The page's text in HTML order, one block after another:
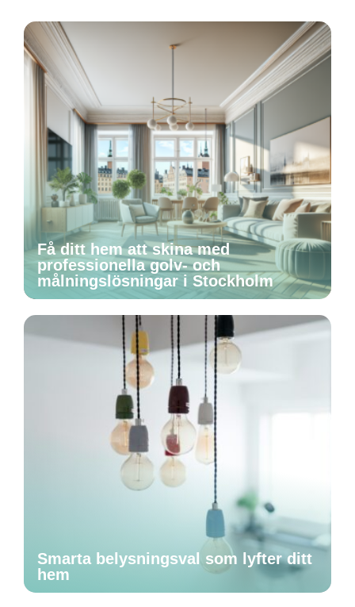
Få ditt hem att skina med
professionella golv- och
målningslösningar i Stockholm
Smarta belysningsval som lyfter ditt
hem